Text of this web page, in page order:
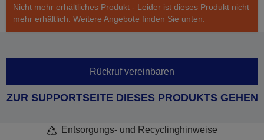
Nicht mehr erhältliches Produkt - Leider ist dieses Produkt nicht
mehr erhältlich. Weitere Angebote finden Sie unten.
Rückruf vereinbaren
ZUR SUPPORTSEITE DIESES PRODUKTS GEHEN
Entsorgungs- und Recyclinghinweise